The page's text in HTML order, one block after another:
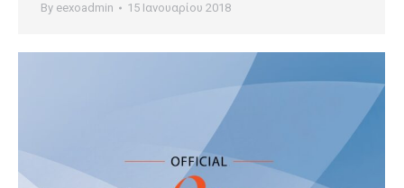
By eexoadmin 15 Ιανουαρίου 2018